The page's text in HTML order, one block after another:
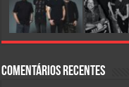
Comentários Recentes